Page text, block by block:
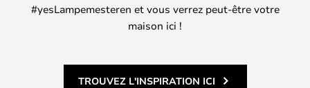
#yesLampemesteren et vous verrez peut-être votre
maison ici !
TROUVEZ L'INSPIRATION ICI